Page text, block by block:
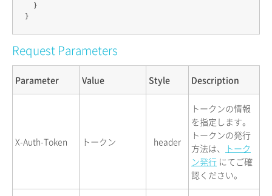
  }
Request Parameters
Parameter Value Style Description
X-Auth-Token トークン header
トークンの情報
を指定します。
トークンの発行
方法は、
トーク
ン発行 にてご確
認ください。